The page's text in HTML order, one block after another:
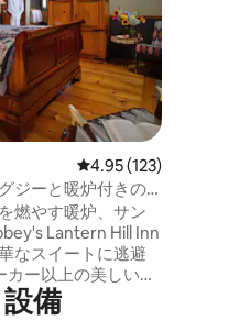
平均評価
レビュー123件、5つ
4.95 (123)
ジーと暖炉付きの
ト州ミスティッ
燃やす暖炉、サン
Lantern Hill Inn
なスイートに逃避
ー以上の美しい敷
トには、ハイキン
、焚き火台、ガス
備